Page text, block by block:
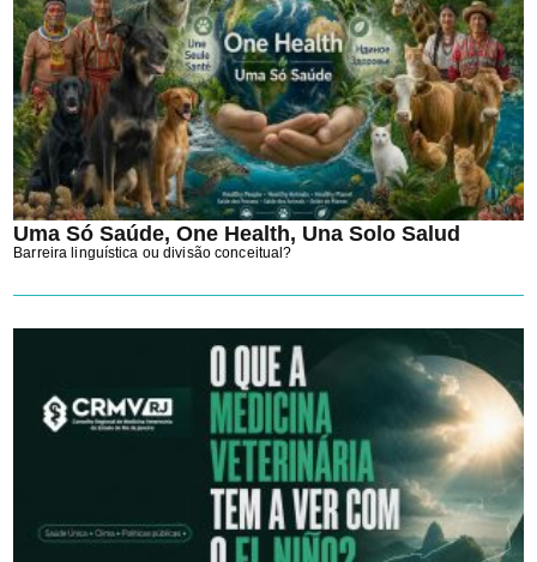
Uma Só Saúde, One Health, Una Solo Salud
Barreira linguística ou divisão conceitual?